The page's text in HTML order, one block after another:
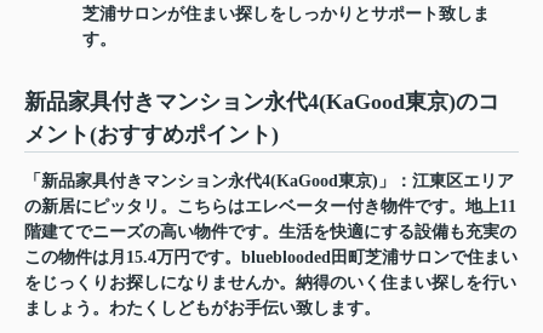
芝浦サロンが住まい探しをしっかりとサポート致しま
す。
新品家具付きマンション永代4(KaGood東京)のコ
メント(おすすめポイント)
「新品家具付きマンション永代4(KaGood東京)」：江東区エリア
の新居にピッタリ。こちらはエレベーター付き物件です。地上11
階建てでニーズの高い物件です。生活を快適にする設備も充実の
この物件は月15.4万円です。blueblooded田町芝浦サロンで住まい
をじっくりお探しになりませんか。納得のいく住まい探しを行い
ましょう。わたくしどもがお手伝い致します。